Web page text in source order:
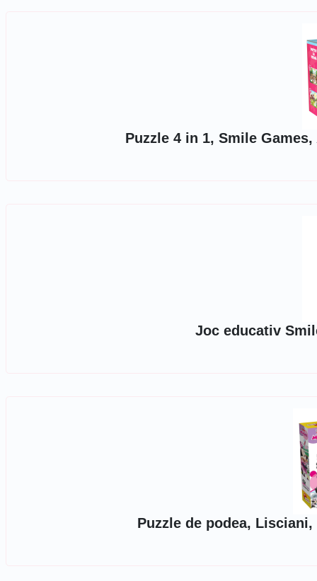
Puzzle 4 in 1, Smile
Joc educativ
Puzzle de podea,